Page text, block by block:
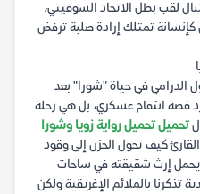
لقب بطل الاتحاد السوفيتي،
كإنسانة تمتلك إرادة صلبة ترفض
الدرامي في حياة "شورا" بعد
قصة انتقام عسكري، بل هي رحلة
تحميل تحميل رواية زويا وشورا
كيف تحول الحزن إلى وقود
إرث شقيقته في ساحات
تذكرنا بالملائم الإغريقية ولكن